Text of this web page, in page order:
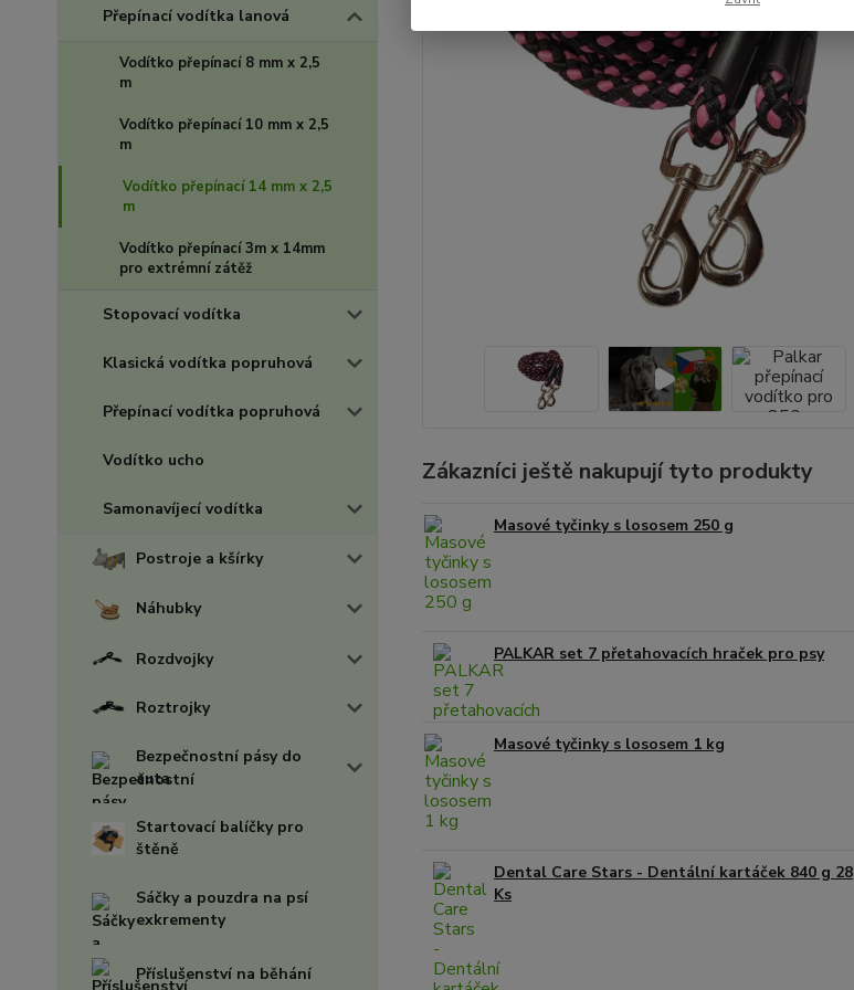
Přepínací vodítka lanová
Vodítko přepínací 8 mm x 2,5
m
Vodítko přepínací 10 mm x 2,5
m
Vodítko přepínací 14 mm x 2,5
m
Vodítko přepínací 3m x 14mm
pro extrémní zátěž
Stopovací vodítka
Klasická vodítka popruhová
Přepínací vodítka popruhová
Vodítko ucho
Samonavíjecí vodítka
Postroje a kšírky
Náhubky
Rozdvojky
Roztrojky
Bezpečnostní pásy do
auta
Startovací balíčky pro
štěně
Sáčky a pouzdra na psí
exkrementy
Příslušenství na běhání
Zákazníci ještě nakupují tyto produkty
Masové tyčinky s lososem 250 g
PALKAR set 7 přetahovacích hraček pro psy
Masové tyčinky s lososem 1 kg
Dental Care Stars - Dentální kartáček 840 g 28
Ks